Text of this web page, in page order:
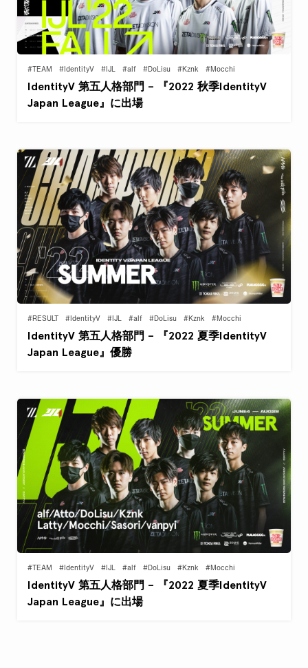
#TEAM #IdentityV #IJL #alf #DoLisu #Kznk #Mocchi
IdentityV 第五人格部門 – 『2022 秋季IdentityV
Japan League』に出場
#RESULT #IdentityV #IJL #alf #DoLisu #Kznk #Mocchi
IdentityV 第五人格部門 – 『2022 夏季IdentityV
Japan League』優勝
#TEAM #IdentityV #IJL #alf #DoLisu #Kznk #Mocchi
IdentityV 第五人格部門 – 『2022 夏季IdentityV
Japan League』に出場